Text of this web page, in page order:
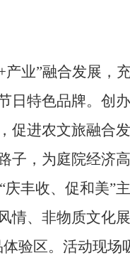
产业”融合发展，
日特色品牌。创
促进农文旅融合
子，为庭院经济
“庆丰收、促和美”
情、非物质文化
验区。活动现场